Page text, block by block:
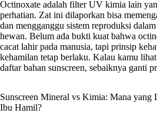
Octinoxate adalah filter UV kimia lain
perhatian. Zat ini dilaporkan bisa
dan mengganggu sistem reproduksi
hewan. Belum ada bukti kuat bahwa
cacat lahir pada manusia, tapi prinsip
kehamilan tetap berlaku. Kalau kamu
daftar bahan sunscreen, sebaiknya ganti
Sunscreen Mineral vs Kimia: Mana yang
Ibu Hamil?